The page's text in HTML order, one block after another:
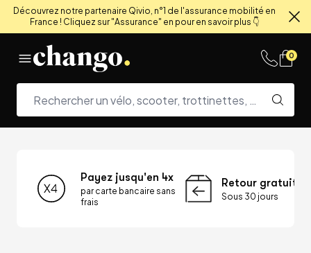
Découvrez notre partenaire Qivio, n°1 de l'assurance mobilité en
France ! Cliquez sur "Assurance" en pour en savoir plus 👇
0
Payez jusqu'en 4x
par carte bancaire sans
frais
Retour gratuit
Sous 30 jours